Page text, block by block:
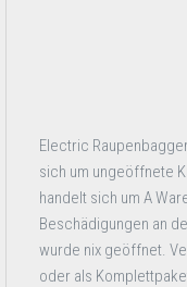
Electric
sich um ungeöffnete
handelt sich um A
Beschädigungen an
wurde nix geöffnet.
oder als